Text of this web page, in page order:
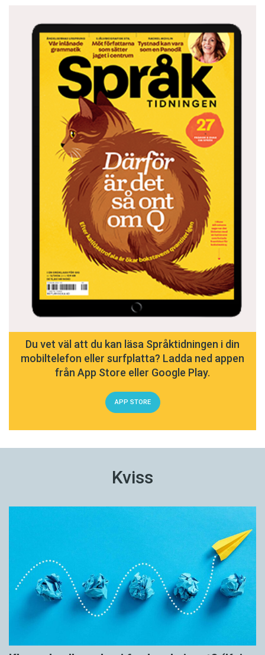
Du vet väl att du kan läsa Språktidningen i din
mobiltelefon eller surfplatta? Ladda ned appen
från App Store eller Google Play.
APP STORE
Kviss